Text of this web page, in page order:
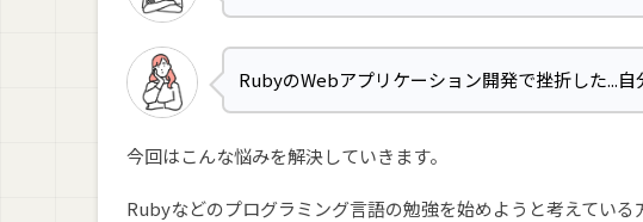
RubyのWebアプリケーション開発で挫折した...
今回はこんな悩みを解決していきます。
Rubyなどのプログラミング言語の勉強を始めようと考えている